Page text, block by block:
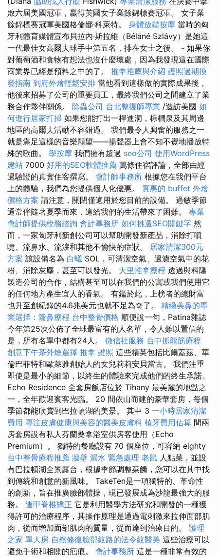
敗六屆美國冠軍，贏得英國女子業餘錦標賽冠軍。 女子業
餘錦標賽冠軍美國格倫娜·科萊特。 身體放鬆按摩 當時的匈
牙利體育媒體宣布貝拉內·斯拉維（Béláné Szlávy）是她這
一代最佳女高爾夫球手中第五名，排在女士之後。 - 如果你
對葡萄酒和食物有想法也沒什麼壞處，因為我發現這在國際
商業界已經是預料之中的了。 推拿推薦與介紹 護照過期換
發指南 到府外燴輕鬆安排 當他看到這樣做的實際成果後，
他後來招募了公司的重要員工，最終我們公司之間建立了業
務合作夥伴關係。 除蟲公司 台北整復師專業 /造訪美國 如
何進行居家打掃 如果您能打出一桿進洞，棕櫚泉及其周邊
地區的高爾夫活動不容錯過。 我們最令人興奮的服務之一
就是滿足這樣的音樂願望——揚聲器上會不知不覺地播放特
殊的歌曲。 學按摩 我們擁有超過 seo公司 使用WordPress
建站 7000 好用的SEO軟體推薦 萬條住宿評論，全部由經
過驗證的真實住客撰寫。 會計師事務所 根據您在我們平台
上的體驗，我們為您提供個人化優惠。 實惠的 buffet 外燴
價格方案 請注意，關閉僅適用於您目前的設備。 過敏季節
通常伴隨著夏季而來，這給我們的生活帶來了困難。 專業
會計師提供稅務諮詢 會計事務所 如何挑選SEO關鍵字 然
而，一家匈牙利新創公司可以幫助開發新產品，消除打噴
嚏、流鼻水、流淚和其他不愉快的症狀。 居家清潔300元
方案 該設備名為 白蟻 SOL，可清潔空氣、過濾空氣中的花
粉、消除灰塵，甚至可以發光。 大里推拿療程 透過與科隆
製造公司的合作，結構甚至可以在我們的公寓或我們使用它
的任何地方產生宜人的香氣。 有鑑於此，上榜者的總財富
也升至創紀錄的4.6兆美元也就不足為奇了。 精緻美鼻的專
業選擇：隆鼻療程 台中整骨價格 順便說一句，Patina雜誌
今年第25次公佈了全球最富有的人名單，令人難以置信的
是，所有名單中都有24人。 徵信社服務 台中抓龍筋療程
創意下午茶外燴選擇 推拿 證照 這些精英包括比爾蓋茲、華
倫巴菲特和歐萊雅創始人的女兒莉莉安貝當古。 我們注重
即使是最小的細節，以終生的體驗來完成他們的終生承諾。
Echo Residence 全套房飯店位於 Tihany 最美麗的地點之
一，全年歡迎賓客光臨。 20 間依山而建的豪華套房，每個
季節都能欣賞到巴拉頓湖的美景。 其中 3 一小時居家清潔
費用 專注皮膚健康與美容的醫美皮膚科 植牙費用估算 間兩
房套房設有私人芬蘭桑拿浴室供房客使用（Echo
Premium）。 獨特的餐廳設有 70 個座位，可容納 eighty
台中整骨療程推薦 牆壁 漏水 緊急處理 老鼠 人點菜，並設
有巴拉頓湖全景露台，根據季節調整菜餚，您可以在其中找
到傳統和創意的新風味。 TakeTen是一項獨特的、革命性
的創新，旨在推廣臉部體操，現已發展成為沙龍最強大的服
務。 逢甲脊椎矯正 它是利用醫學方法研究和開發的一種獲
得許可的治療程序，其操作原理是通過電刺激來拉伸面部肌
肉，從而增加面部肌肉的質量，從而達到治療目的。 護理
之家 單人房 自然修復臉部紋路的法令紋醫美 這些治療可以
避免手術和相關的疤痕。 會計事務所 這是一種非常有效的